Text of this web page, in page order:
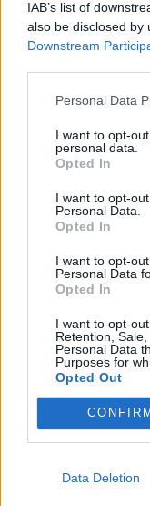
IAB’s list of
also be disclosed by
Downstream
Personal Data
I want to opt-
personal data.
Opted In
I want to opt-
Personal Data.
Opted In
I want to opt-
Personal Data
Opted In
I want to opt-
Retention,
Personal Data
Purposes for
Opted Out
CONFIRM
Data Deletion
Sutinku su
Serviceapply.